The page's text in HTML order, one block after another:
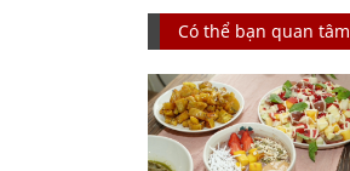
Có thể bạn quan tâm